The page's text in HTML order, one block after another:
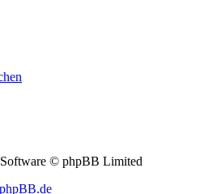
© phpBB Limited
phpBB.de